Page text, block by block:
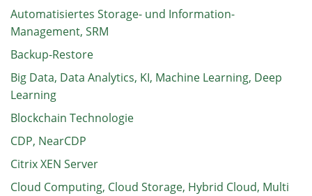
Automatisiertes Storage- und Information-
Management, SRM
Backup-Restore
Big Data, Data Analytics, KI, Machine Learning, Deep
Learning
Blockchain Technologie
CDP, NearCDP
Citrix XEN Server
Cloud Computing, Cloud Storage, Hybrid Cloud, Multi